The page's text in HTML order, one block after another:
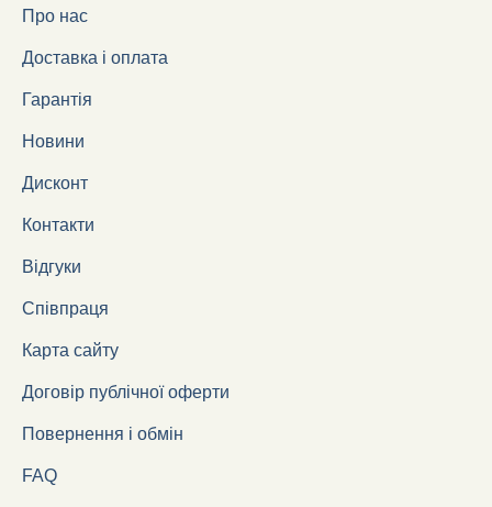
Про нас
Доставка і оплата
Гарантія
Новини
Дисконт
Контакти
Відгуки
Співпраця
Карта сайту
Договір публічної оферти
Повернення і обмін
FAQ